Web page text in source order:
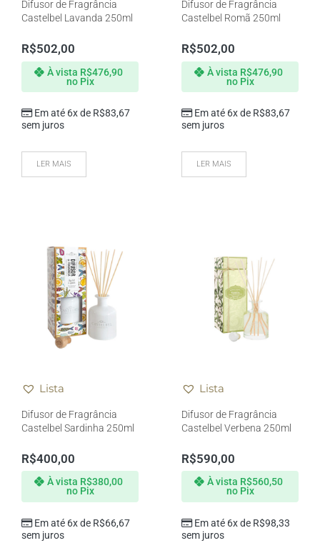
Difusor de Fragrância
Castelbel Lavanda 250ml
R$502,00
Em até 6x de R$83,67
sem juros
À vista R$476,90
no Pix
LER MAIS
Difusor de Fragrância
Castelbel Romã 250ml
R$502,00
Em até 6x de R$83,67
sem juros
À vista R$476,90
no Pix
LER MAIS
Lista
Difusor de Fragrância
Castelbel Sardinha 250ml
R$400,00
Em até 6x de R$66,67
sem juros
À vista R$380,00
no Pix
Lista
Difusor de Fragrância
Castelbel Verbena 250ml
R$590,00
Em até 6x de R$98,33
sem juros
À vista R$560,50
no Pix